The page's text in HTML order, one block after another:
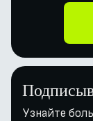
Узнайте